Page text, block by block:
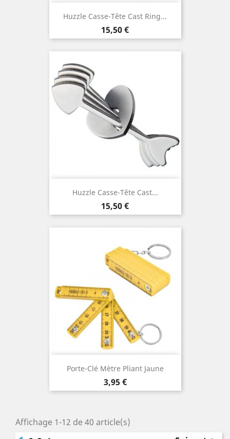
Huzzle Casse-Tête Cast Ring...
Prix
15,50 €
Huzzle Casse-Tête Cast...
Prix
15,50 €
Porte-Clé Mètre Pliant Jaune
Prix
3,95 €
Affichage 1-12 de 40 article(s)